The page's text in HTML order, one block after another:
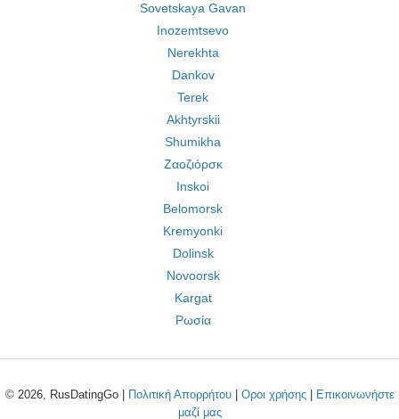
Sovetskaya Gavan
Inozemtsevo
Nerekhta
Dankov
Terek
Akhtyrskii
Shumikha
Ζαοζιόρσκ
Inskoi
Belomorsk
Kremyonki
Dolinsk
Novoorsk
Kargat
Ρωσία
© 2026, RusDatingGo | Πολιτική Απορρήτου| Οροι χρήσης|
Επικοινωνήστε
μαζί μας